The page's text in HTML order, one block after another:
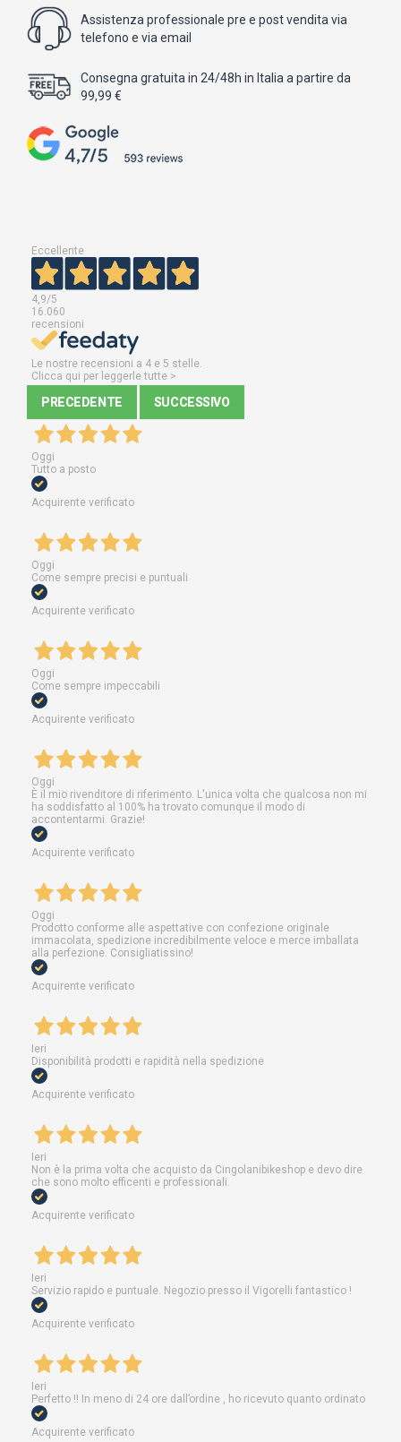
Assistenza professionale pre e post vendita via
telefono e via email
Consegna gratuita in 24/48h in Italia a partire da
99,99 €
Eccellente
4,9/5
16.060
recensioni
Le nostre recensioni a 4 e 5 stelle.
Clicca qui per leggerle tutte >
PRECEDENTE SUCCESSIVO
Oggi
Tutto a posto
Acquirente verificato
Oggi
Come sempre precisi e puntuali
Acquirente verificato
Oggi
Come sempre impeccabili
Acquirente verificato
Oggi
È il mio rivenditore di riferimento. L'unica volta che qualcosa non mi
ha soddisfatto al 100% ha trovato comunque il modo di
accontentarmi. Grazie!
Acquirente verificato
Oggi
Prodotto conforme alle aspettative con confezione originale
immacolata, spedizione incredibilmente veloce e merce imballata
alla perfezione. Consigliatissino!
Acquirente verificato
Ieri
Disponibilità prodotti e rapidità nella spedizione
Acquirente verificato
Ieri
Non è la prima volta che acquisto da Cingolanibikeshop e devo dire
che sono molto efficenti e professionali.
Acquirente verificato
Ieri
Servizio rapido e puntuale. Negozio presso il Vigorelli fantastico !
Acquirente verificato
Ieri
Perfetto !! In meno di 24 ore dall’ordine , ho ricevuto quanto ordinato
Acquirente verificato